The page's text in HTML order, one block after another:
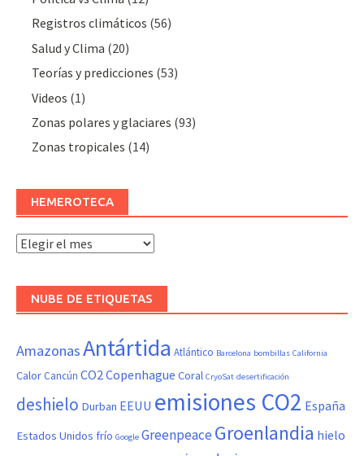
Registros climáticos (56)
Salud y Clima (20)
Teorías y predicciones (53)
Videos (1)
Zonas polares y glaciares (93)
Zonas tropicales (14)
HEMEROTECA
Hemeroteca
NUBE DE ETIQUETAS
AmazonasAntártida Atlántico Barcelona bombillas California
Calor Cancún CO2Copenhague Coral CryoSat desertificación
deshielo Durban EEUU emisiones CO2 España
Estados Unidos frío Google GreenpeaceGroenlandia hielo